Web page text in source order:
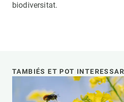
biodiversitat.
TAMBIÉS ET POT INTERESSAR